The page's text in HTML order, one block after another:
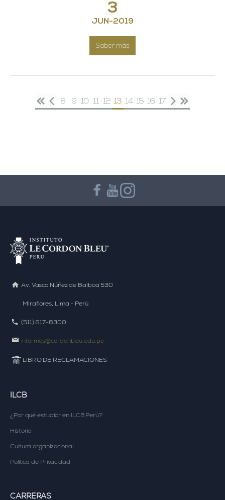
3
JUN-2019
Saber más
8 9 10 11 12 13 14 15 16 17
Av. Vasco Núñez de Balboa 530
Miraflores, Lima - Perú
(511) 617-8300
informes@cordonbleu.edu.pe
LIBRO DE RECLAMACIONES
ILCB
¿Por qué estudiar en ILCB Perú?
Historia
Cultura organizacional
Política de Privacidad
CARRERAS